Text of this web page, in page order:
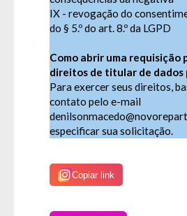
IX - revogação do
do § 5.º do art. 8.º da LGPD
Como abrir uma requisição
direitos de titular de dados
Para exercer seus direitos,
contato pelo e-mail
especificar sua solicitação.
Copiar link